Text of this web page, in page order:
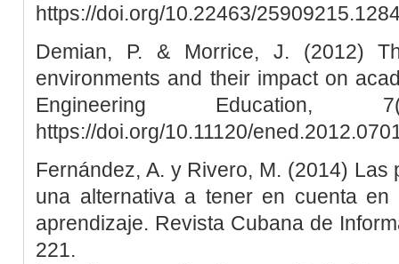
https://doi.org/10.22463/
Demian, P. & Morrice, J. (2012)
environments and their impact on
Engineering
https://doi.org/10.11120/
Fernández, A. y Rivero, M. (2014) Las
una alternativa a tener en cuenta
aprendizaje. Revista Cubana de
221.